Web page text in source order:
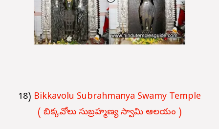
18) Bikkavolu Subrahmanya Swamy Temple
( బిక్కవోలు సుబ్రహ్మణ్య స్వామి ఆలయం )